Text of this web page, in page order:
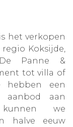
het verkopen
Koksijde,
De Panne &
tot villa of
hebben een
aanbod aan
kunnen we
halve eeuw